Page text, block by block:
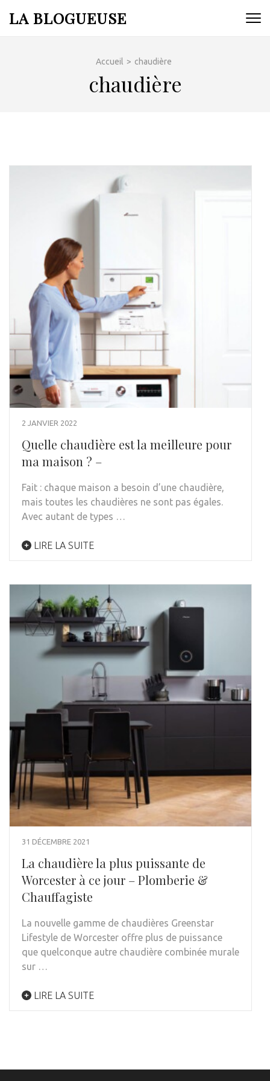
auLA BLOGUEUSE
Accueil > chaudière
chaudière
2 JANVIER 2022
Quelle chaudière est la meilleure pour
ma maison ? –
Fait : chaque maison a besoin d’une chaudière,
mais toutes les chaudières ne sont pas égales.
Avec autant de types …
LIRE LA SUITE
31 DÉCEMBRE 2021
La chaudière la plus puissante de
Worcester à ce jour – Plomberie &
Chauffagiste
La nouvelle gamme de chaudières Greenstar
Lifestyle de Worcester offre plus de puissance
que quelconque autre chaudière combinée murale
sur …
LIRE LA SUITE